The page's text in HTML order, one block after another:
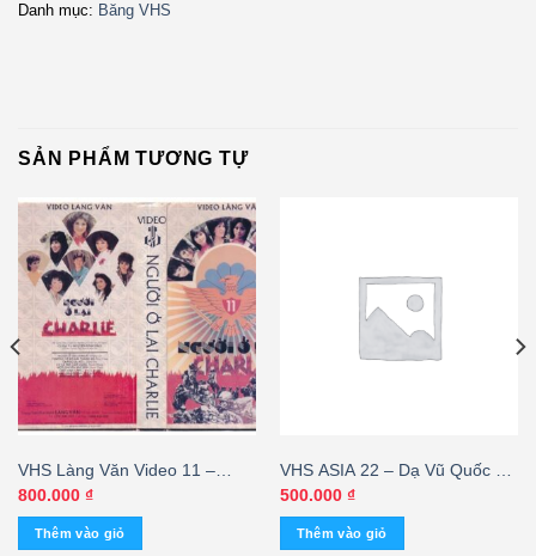
Danh mục: Băng VHS
SẢN PHẨM TƯƠNG TỰ
VHS Làng Văn Video 11 –
Người Ở Lại Charlie
800.000 ₫
Thêm vào giỏ
VHS ASIA 22 – Dạ Vũ Quốc Tế
(2 Tape) KGMG – cái
500.000 ₫
Thêm vào giỏ